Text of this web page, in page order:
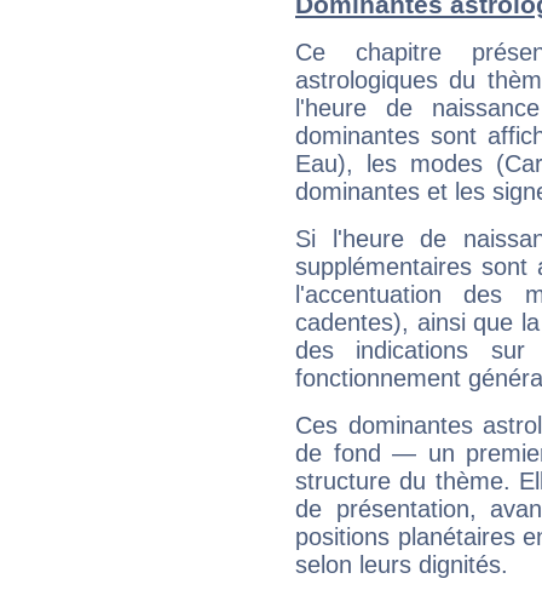
Ce chapitre
astrologiques du
l'heure de
dominantes sont
Eau), les modes
dominantes et les
Si l'heure de
supplémentaires sont
l'accentuation des
cadentes), ainsi que
des indications sur
fonctionnement
Ces dominantes
de fond — un
structure du thème.
de présentation,
positions planétaires
selon leurs dignités.